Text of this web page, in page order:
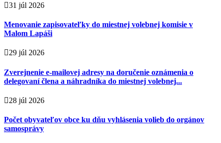
31 júl 2026
Menovanie zapisovateľky do miestnej volebnej komisie v
Malom Lapáši
29 júl 2026
Zverejnenie e-mailovej adresy na doručenie oznámenia o
delegovaní člena a náhradníka do miestnej volebnej...
28 júl 2026
Počet obyvateľov obce ku dňu vyhlásenia volieb do orgánov
samosprávy